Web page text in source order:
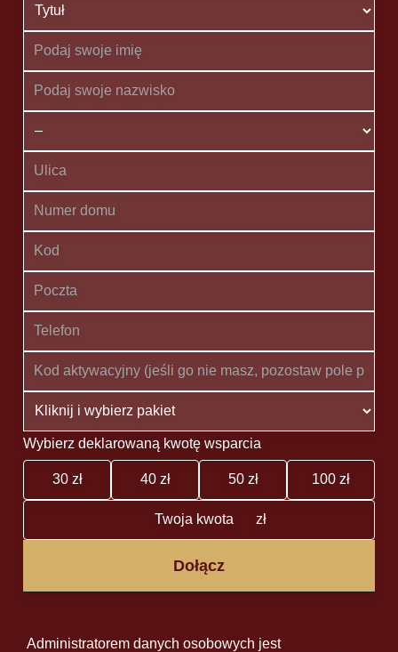
Wybierz deklarowaną kwotę wsparcia
30 zł 40 zł 50 zł 100 zł
zł
Dołącz
Administratorem danych osobowych jest